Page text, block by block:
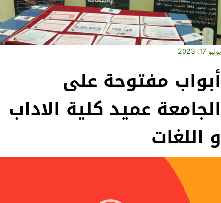
يوليو 17, 2023
أبواب مفتوحة على
الجامعة عميد كلية الاداب
و اللغات